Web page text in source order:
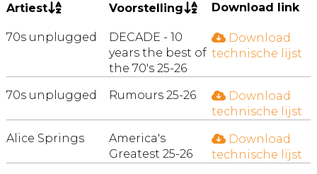
Artiest Voorstelling Download link
70s unplugged
DECADE - 10
years the best of
the 70's 25-26
Download
technische lijst
70s unplugged Rumours 25-26
Download
technische lijst
Alice Springs
America's
Greatest 25-26
Download
technische lijst